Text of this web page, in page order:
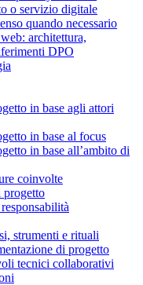
o servizio digitale
quando necessario
architettura,
DPO
in base agli attori
in base al focus
in base all’ambito di
coinvolte
progetto
strumenti e rituali
di progetto
tecnici collaborativi